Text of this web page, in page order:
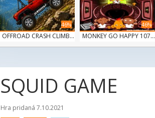
46%
OFFROAD CRASH CLIMB...
46%
MONKEY GO HAPPY 107...
SQUID GAME
Hra pridaná 7.10.2021